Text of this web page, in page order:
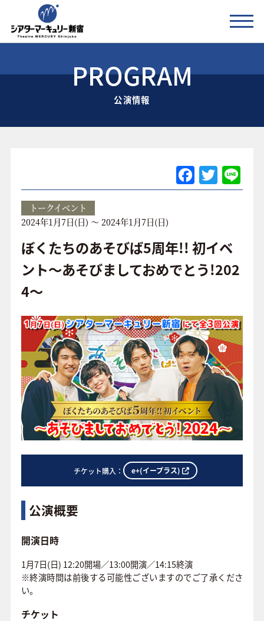
公演情報
アクセス
協賛企業 / 運営会社
お問い合わせ
FAQ
PROGRAM
公演情報
F
a
b
o
o
T
w
トークイベント
2024年1月7日(日) ～ 2024年1月7日(日)
ぼくたちのあそびば5周年!! 初イベ
ント～あそびましておめでとう!202
4～
チケット購入： e+(イープラス)
公演概要
開演日時
1月7日(日) 12:20開場／13:00開演／14:15終演
※終演時間は前後する可能性ございますのでご了承くださ
い。
チケット